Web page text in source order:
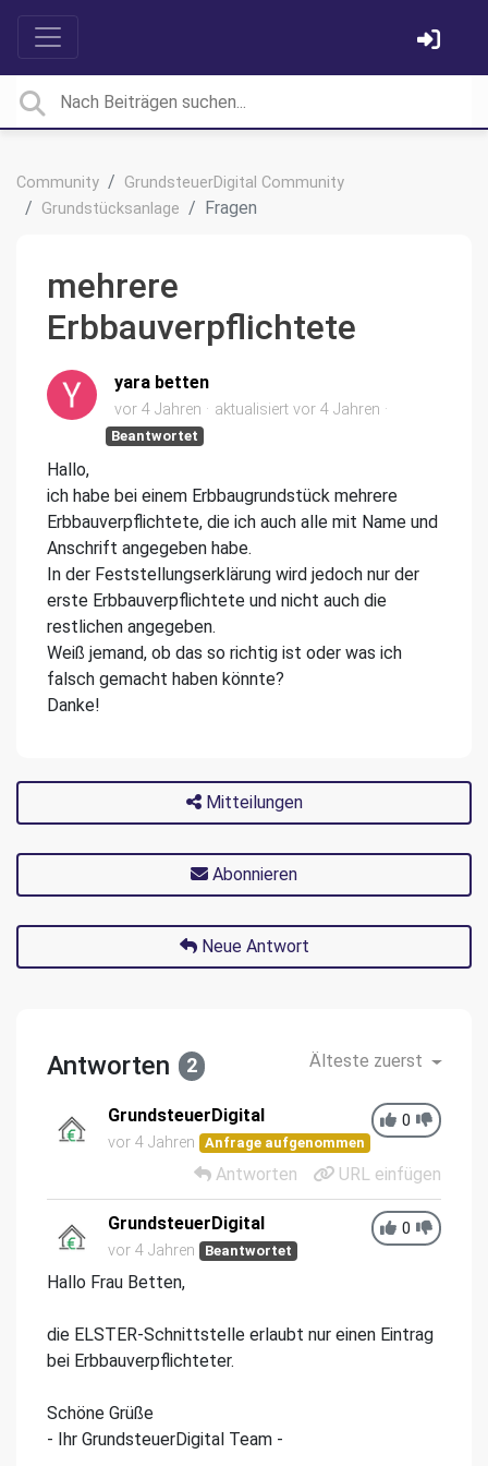
Community
GrundsteuerDigital Community
Grundstücksanlage
Fragen
mehrere
Erbbauverpflichtete
yara betten
vor 4 Jahren aktualisiert vor 4 Jahren
Beantwortet
Hallo,
ich habe bei einem Erbbaugrundstück mehrere
Erbbauverpflichtete, die ich auch alle mit Name und
Anschrift angegeben habe.
In der Feststellungserklärung wird jedoch nur der
erste Erbbauverpflichtete und nicht auch die
restlichen angegeben.
Weiß jemand, ob das so richtig ist oder was ich
falsch gemacht haben könnte?
Danke!
Mitteilungen
Abonnieren
Neue Antwort
Antworten 2 Älteste zuerst
0
GrundsteuerDigital
vor 4 Jahren Anfrage aufgenommen
Antworten URL einfügen
0
GrundsteuerDigital
vor 4 Jahren Beantwortet
Hallo Frau Betten,
die ELSTER-Schnittstelle erlaubt nur einen Eintrag
bei Erbbauverpflichteter.
Schöne Grüße
- Ihr GrundsteuerDigital Team -